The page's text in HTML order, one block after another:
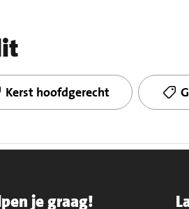
Kerst hoofdgerecht
je graag!